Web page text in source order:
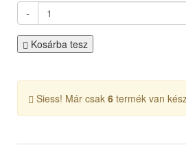
-
Kosárba tesz
Siess! Már csak 6 termék van